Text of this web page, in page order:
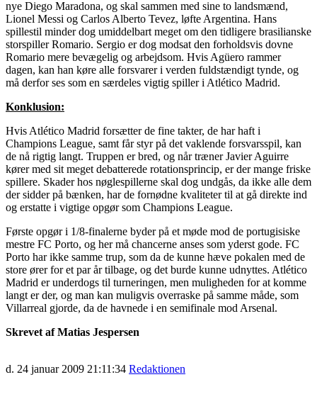
nye Diego Maradona, og skal sammen med sine to landsmænd,
Lionel Messi og Carlos Alberto Tevez, løfte Argentina. Hans
spillestil minder dog umiddelbart meget om den tidligere brasilianske
storspiller Romario. Sergio er dog modsat den forholdsvis dovne
Romario mere bevægelig og arbejdsom. Hvis Agüero rammer
dagen, kan han køre alle forsvarer i verden fuldstændigt tynde, og
må derfor ses som en særdeles vigtig spiller i Atlético Madrid.
Konklusion:
Hvis Atlético Madrid forsætter de fine takter, de har haft i
Champions League, samt får styr på det vaklende forsvarsspil, kan
de nå rigtig langt. Truppen er bred, og når træner Javier Aguirre
kører med sit meget debatterede rotationsprincip, er der mange friske
spillere. Skader hos nøglespillerne skal dog undgås, da ikke alle dem
der sidder på bænken, har de fornødne kvaliteter til at gå direkte ind
og erstatte i vigtige opgør som Champions League.
Første opgør i 1/8-finalerne byder på et møde mod de portugisiske
mestre FC Porto, og her må chancerne anses som yderst gode. FC
Porto har ikke samme trup, som da de kunne hæve pokalen med de
store ører for et par år tilbage, og det burde kunne udnyttes. Atlético
Madrid er underdogs til turneringen, men muligheden for at komme
langt er der, og man kan muligvis overraske på samme måde, som
Villarreal gjorde, da de havnede i en semifinale mod Arsenal.
Skrevet af Matias Jespersen
d. 24 januar 2009 21:11:34 Redaktionen